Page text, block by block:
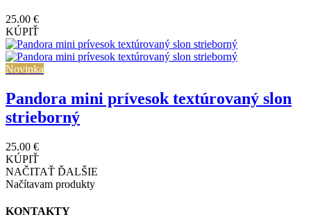
25.00 €
KÚPIŤ
Novinka
Pandora mini prívesok textúrovaný slon
strieborný
25.00 €
KÚPIŤ
NAČITAŤ ĎALŠIE
Načítavam produkty
KONTAKTY